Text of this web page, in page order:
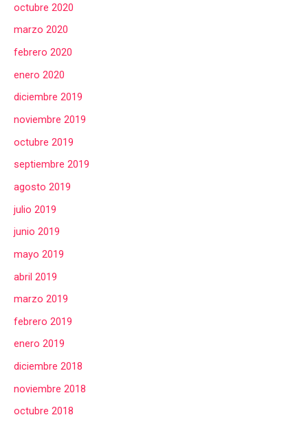
octubre 2020
marzo 2020
febrero 2020
enero 2020
diciembre 2019
noviembre 2019
octubre 2019
septiembre 2019
agosto 2019
julio 2019
junio 2019
mayo 2019
abril 2019
marzo 2019
febrero 2019
enero 2019
diciembre 2018
noviembre 2018
octubre 2018